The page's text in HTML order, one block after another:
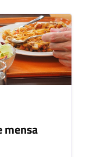
mensa